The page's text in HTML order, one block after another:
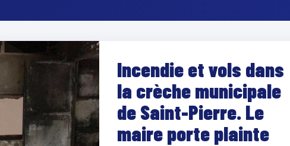
Incendie et vols dans
la crèche municipale
de Saint-Pierre. Le
maire porte plainte